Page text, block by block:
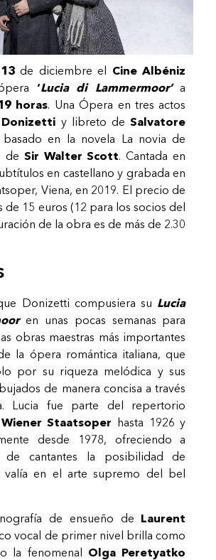
de diciembre el Cine Albéniz
‘Lucia di Lammermoor’a
horas. Una Ópera en tres actos
y libreto deSalvatore
basado en la novela La novia de
de Sir Walter Scott. Cantada en
en castellano y grabada en
Viena, en 2019. El precio de
de 15 euros (12 para los socios del
de la obra es de más de 2.30
Donizetti compusiera su Lucia
en unas pocas semanas para
obras maestras más importantes
la ópera romántica italiana, que
por su riqueza melódica y sus
de manera concisa a través
Lucia fue parte del repertorio
Wiener Staatsoper hasta 1926 y
desde 1978, ofreciendo a
de cantantes la posibilidad de
valía en el arte supremo del bel
de ensueño de Laurent
vocal de primer nivel brilla como
la fenomenal Olga Peretyatko